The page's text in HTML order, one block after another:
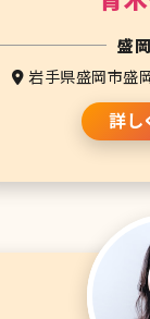
盛
岩手県盛岡市盛
詳し